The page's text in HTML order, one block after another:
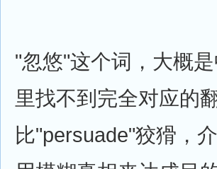
"忽悠"这个词，大概
里找不到完全对应的
比"persuade"狡猾，